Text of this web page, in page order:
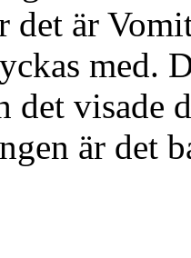
det är
med.
det visade
är det